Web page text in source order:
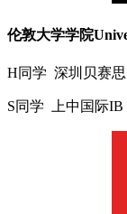
伦敦大学学院
H同学 深圳贝赛
S同学 上中国际IB